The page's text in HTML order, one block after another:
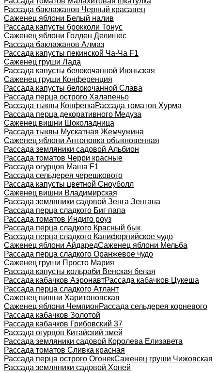
Рассада баклажанов Черный красавец
Саженец яблони Белый налив
Рассада капусты брокколи Тонус
Саженец яблони Голден Делишес
Рассада баклажанов Алмаз
Рассада капусты пекинской Ча-Ча F1
Саженец груши Лада
Рассада капусты белокочанной Июньская
Саженец груши Конференция
Рассада капусты белокочанной Слава
Рассада перца острого Халапеньо
Рассада тыквы КонфеткаРассада томатов Хурма
Рассада перца декоративного Медуза
Саженец вишни Шоколадница
Рассада тыквы Мускатная Жемчужина
Саженец яблони Антоновка обыкновенная
Рассада земляники садовой Альбион
Рассада томатов Черри красные
Рассада огурцов Маша F1
Рассада сельдерея черешкового
Рассада капусты цветной Сноуболл
Саженец вишни Владимирская
Рассада земляники садовой Зенга Зенгана
Рассада перца сладкого Биг папа
Рассада томатов Индиго роуз
Рассада перца сладкого Красный бык
Рассада перца сладкого Калифорнийское чудо
Саженец яблони АйдаредСаженец яблони Мельба
Рассада перца сладкого Оранжевое чудо
Саженец груши Просто Мария
Рассада капусты кольраби Венская белая
Рассада кабачков АэронавтРассада кабачков Цукеша
Рассада перца сладкого Атлант
Саженец вишни Харитоновская
Саженец яблони ЧемпионРассада сельдерея корневого
Рассада кабачков Золотой
Рассада кабачков Грибовский 37
Рассада огурцов Китайский змей
Рассада земляники садовой Королева Елизавета
Рассада томатов Сливка красная
Рассада перца острого ОгонекСаженец груши Чижовская
Рассада земляники садовой Хоней